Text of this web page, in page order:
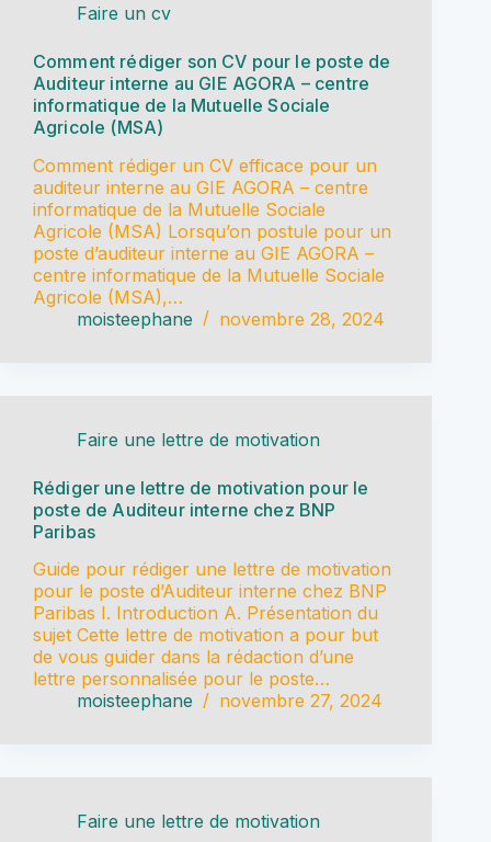
Faire un cv
Comment rédiger son CV pour le poste de
Auditeur interne au GIE AGORA – centre
informatique de la Mutuelle Sociale
Agricole (MSA)
Comment rédiger un CV efficace pour un
auditeur interne au GIE AGORA – centre
informatique de la Mutuelle Sociale
Agricole (MSA) Lorsqu’on postule pour un
poste d’auditeur interne au GIE AGORA –
centre informatique de la Mutuelle Sociale
Agricole (MSA),…
moisteephane
novembre 28, 2024
Faire une lettre de motivation
Rédiger une lettre de motivation pour le
poste de Auditeur interne chez BNP
Paribas
Guide pour rédiger une lettre de motivation
pour le poste d’Auditeur interne chez BNP
Paribas I. Introduction A. Présentation du
sujet Cette lettre de motivation a pour but
de vous guider dans la rédaction d’une
lettre personnalisée pour le poste…
moisteephane
novembre 27, 2024
Faire une lettre de motivation